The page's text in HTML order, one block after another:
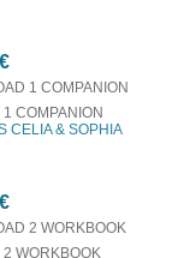
COMPANION
CELIA & SOPHIA
WORKBOOK